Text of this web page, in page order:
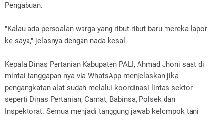
Pengabuan.
"Kalau ada persoalan warga yang ribut-ribut baru mereka lapor
ke saya," jelasnya dengan nada kesal.
Kepala Dinas Pertanian Kabupaten PALI, Ahmad Jhoni saat di
mintai tanggapan nya via WhatsApp menjelaskan jika
pengangkatan alat sudah melalui koordinasi lintas sektor
seperti Dinas Pertanian, Camat, Babinsa, Polsek dan
Inspektorat. Semua menjadi tanggung jawab kelompok tani